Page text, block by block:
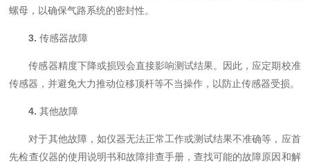
螺母，以确保气路系统的密封性。
3. 传感器故障
传感器精度下降或损毁会直接影响测试结果。因此，应定期校准
传感器，并避免大力推动位移顶杆等不当操作，以防止传感器受损。
4. 其他故障
对于其他故障，如仪器无法正常工作或测试结果不准确等，应首
先检查仪器的使用说明书和故障排查手册，查找可能的故障原因和解